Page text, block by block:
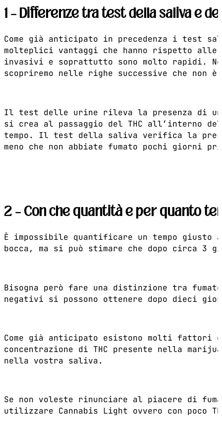
1 – Differenze tra test della saliva e
Come già anticipato in precedenza i test
molteplici vantaggi che hanno rispetto
invasivi e soprattutto sono molto rapidi.
scopriremo nelle righe successive che non è
Il test delle urine rileva la presenza di un
si crea al passaggio del THC all’interno
tempo. Il test della saliva verifica la
meno che non abbiate fumato pochi giorni
2 – Con che quantità e per quanto
È impossibile quantificare un tempo giusto
bocca, ma si può stimare che dopo circa
Bisogna però fare una distinzione tra
negativi si possono ottenere dopo dieci
Come già anticipato esistono molti fattori
concentrazione di THC presente nella
nella vostra saliva.
Se non voleste rinunciare al piacere di
utilizzare Cannabis Light ovvero con poco